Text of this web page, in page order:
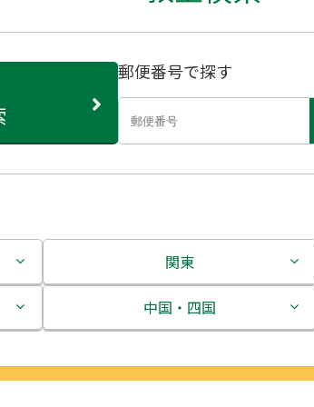
郵便番号で探す
関東
茨城県
中国・四国